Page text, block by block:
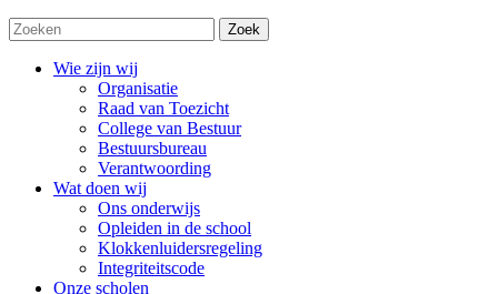
Zoek
Wie zijn wij
Organisatie
Raad van Toezicht
College van Bestuur
Bestuursbureau
Verantwoording
Wat doen wij
Ons onderwijs
Opleiden in de school
Klokkenluidersregeling
Integriteitscode
Onze scholen